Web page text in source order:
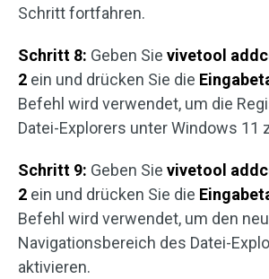
Schritt fortfahren.
Schritt 8: Geben Sie vivetool
2 ein und drücken Sie die
Befehl wird verwendet, um die
Datei-Explorers unter Windows 11
Schritt 9: Geben Sie vivetool
2 ein und drücken Sie die
Befehl wird verwendet, um den
Navigationsbereich des Datei-
aktivieren.